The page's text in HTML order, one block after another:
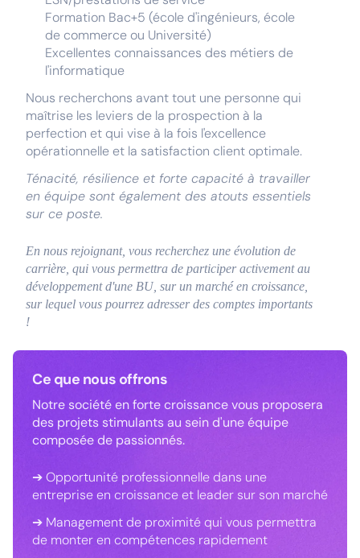
Formation Bac+5 (école d'ingénieurs, école
de commerce ou Université)
Excellentes connaissances des métiers de
l'informatique
Nous recherchons avant tout une personne qui
maîtrise les leviers de la prospection à la
perfection et qui vise à la fois l'excellence
opérationnelle et la satisfaction client optimale.
Ténacité, résilience et forte capacité à travailler
en équipe sont également des atouts essentiels
sur ce poste.
En nous rejoignant, vous recherchez une évolution de
carrière, qui vous permettra de participer activement au
développement d'une BU, sur un marché en croissance,
sur lequel vous pourrez adresser des comptes importants
!
Ce que nous offrons
Notre société en forte croissance vous proposera
des projets stimulants au sein d'une équipe
composée de passionnés.
➔ Opportunité professionnelle dans une
entreprise en croissance et leader sur son marché
➔ Management de proximité qui vous permettra
de monter en compétences rapidement